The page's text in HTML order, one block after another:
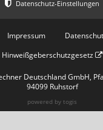
Impressum
Hinweißgeberschutzgesetz
Deutschland GmbH,
94099 Ruhstorf
powered by togis